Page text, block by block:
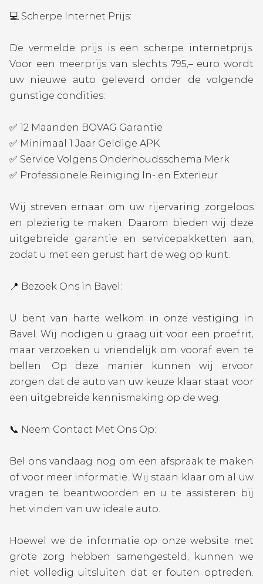
💻 Scherpe Internet Prijs:
De vermelde prijs is een scherpe internetprijs.
Voor een meerprijs van slechts 795,– euro wordt
uw nieuwe auto geleverd onder de volgende
gunstige condities:
✅ 12 Maanden BOVAG Garantie
✅ Minimaal 1 Jaar Geldige APK
✅ Service Volgens Onderhoudsschema Merk
✅ Professionele Reiniging In- en Exterieur
Wij streven ernaar om uw rijervaring zorgeloos
en plezierig te maken. Daarom bieden wij deze
uitgebreide garantie en servicepakketten aan,
zodat u met een gerust hart de weg op kunt.
📍 Bezoek Ons in Bavel:
U bent van harte welkom in onze vestiging in
Bavel. Wij nodigen u graag uit voor een proefrit,
maar verzoeken u vriendelijk om vooraf even te
bellen. Op deze manier kunnen wij ervoor
zorgen dat de auto van uw keuze klaar staat voor
een uitgebreide kennismaking op de weg.
📞 Neem Contact Met Ons Op:
Bel ons vandaag nog om een afspraak te maken
of voor meer informatie. Wij staan klaar om al uw
vragen te beantwoorden en u te assisteren bij
het vinden van uw ideale auto.
Hoewel we de informatie op onze website met
grote zorg hebben samengesteld, kunnen we
niet volledig uitsluiten dat er fouten optreden.